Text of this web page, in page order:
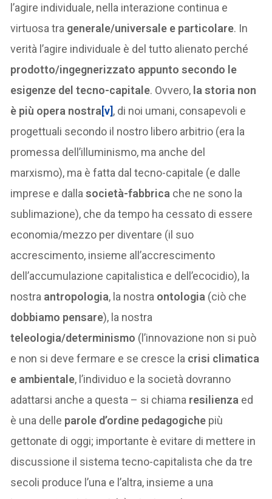
l’agire individuale, nella interazione continua e
virtuosa tra generale/universale e particolare. In
verità l’agire individuale è del tutto alienato perché
prodotto/ingegnerizzato appunto secondo le
esigenze del tecno-capitale. Ovvero, la storia non
è più opera nostra[v], di noi umani, consapevoli e
progettuali secondo il nostro libero arbitrio (era la
promessa dell’illuminismo, ma anche del
marxismo), ma è fatta dal tecno-capitale (e dalle
imprese e dallasocietà-fabbrica che ne sono la
sublimazione), che da tempo ha cessato di essere
economia/mezzo per diventare (il suo
accrescimento, insieme all’accrescimento
dell’accumulazione capitalistica e dell’ecocidio), la
nostra antropologia, la nostra ontologia (ciò che
dobbiamo pensare), la nostra
teleologia/determinismo (l’innovazione non si può
e non si deve fermare e se cresce la crisi climatica
e ambientale, l’individuo e la società dovranno
adattarsi anche a questa – si chiama resilienza ed
è una delle parole d’ordine pedagogiche più
gettonate di oggi; importante è evitare di mettere in
discussione il sistema tecno-capitalista che da tre
secoli produce l’una e l’altra, insieme a una